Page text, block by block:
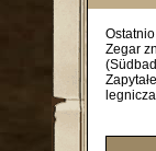
Zegar